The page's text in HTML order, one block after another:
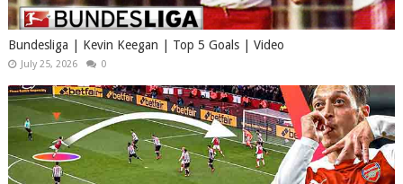
Bundesliga | Kevin Keegan | Top 5 Goals | Video
July 25, 2026 0